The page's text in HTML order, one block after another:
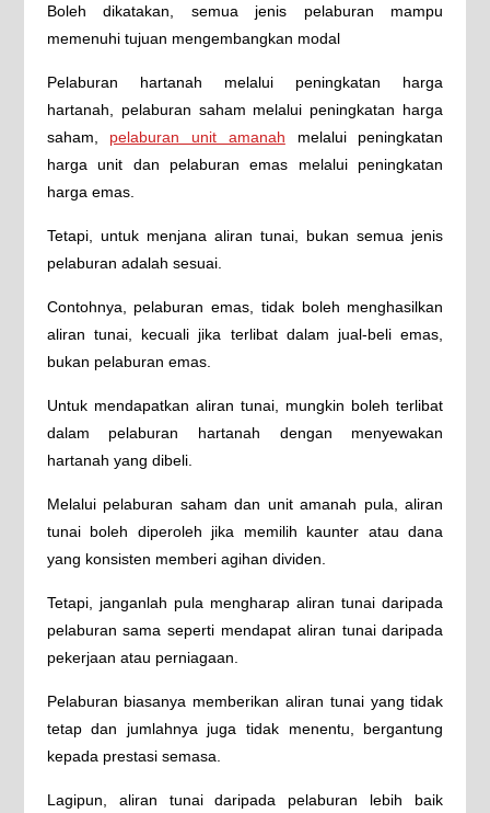
Boleh dikatakan, semua jenis pelaburan mampu
memenuhi tujuan mengembangkan modal
Pelaburan hartanah melalui peningkatan harga
hartanah, pelaburan saham melalui peningkatan harga
saham, pelaburan unit amanah melalui peningkatan
harga unit dan pelaburan emas melalui peningkatan
harga emas.
Tetapi, untuk menjana aliran tunai, bukan semua jenis
pelaburan adalah sesuai.
Contohnya, pelaburan emas, tidak boleh menghasilkan
aliran tunai, kecuali jika terlibat dalam jual-beli emas,
bukan pelaburan emas.
Untuk mendapatkan aliran tunai, mungkin boleh terlibat
dalam pelaburan hartanah dengan menyewakan
hartanah yang dibeli.
Melalui pelaburan saham dan unit amanah pula, aliran
tunai boleh diperoleh jika memilih kaunter atau dana
yang konsisten memberi agihan dividen.
Tetapi, janganlah pula mengharap aliran tunai daripada
pelaburan sama seperti mendapat aliran tunai daripada
pekerjaan atau perniagaan.
Pelaburan biasanya memberikan aliran tunai yang tidak
tetap dan jumlahnya juga tidak menentu, bergantung
kepada prestasi semasa.
Lagipun, aliran tunai daripada pelaburan lebih baik